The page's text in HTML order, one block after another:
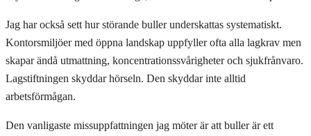
Jag har också sett hur störande buller underskattas systematiskt.
Kontorsmiljöer med öppna landskap uppfyller ofta alla lagkrav men
skapar ändå utmattning, koncentrationssvårigheter och sjukfrånvaro.
Lagstiftningen skyddar hörseln. Den skyddar inte alltid
arbetsförmågan.
Den vanligaste missuppfattningen jag möter är att buller är ett